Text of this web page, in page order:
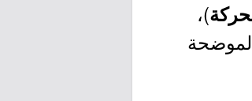
)،